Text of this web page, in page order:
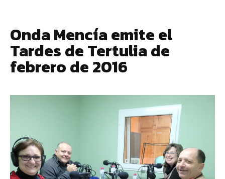
Onda Mencía emite el
Tardes de Tertulia de
febrero de 2016